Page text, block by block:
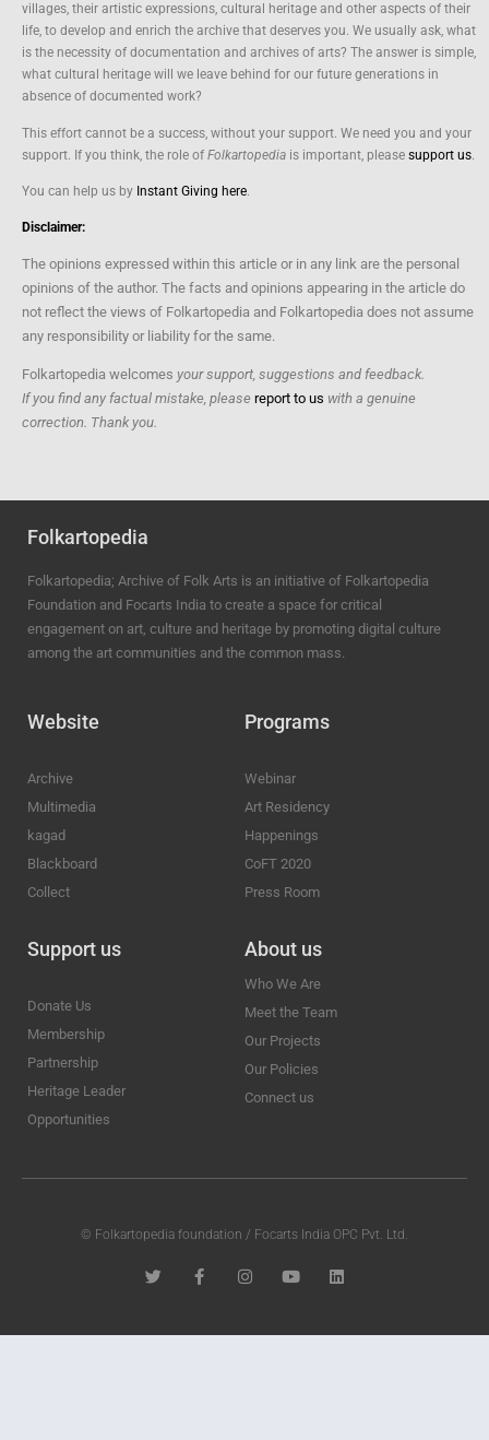
villages, their artistic expressions, cultural heritage and other aspects of their
life, to develop and enrich the archive that deserves you. We usually ask, what
is the necessity of documentation and archives of arts? The answer is simple,
what cultural heritage will we leave behind for our future generations in
absence of documented work?
This effort cannot be a success, without your support. We need you and your
support. If you think, the role of Folkartopedia is important, please support us
You can help us by Instant Giving here
Disclaimer:
The opinions expressed within this article or in any link are the personal
opinions of the author. The facts and opinions appearing in the article do
not reflect the views of Folkartopedia and Folkartopedia does not assume
any responsibility or liability for the same.
Folkartopedia welcomes your support, suggestions and feedback.
If you find any factual mistake, please report to us with a genuine
correction. Thank you.
Folkartopedia
Folkartopedia; Archive of Folk Arts is an initiative of Folkartopedia
Foundation and Focarts India to create a space for critical
engagement on art, culture and heritage by promoting digital culture
among the art communities and the common mass.
Website
Archive
Multimedia
kagad
Blackboard
Collect
Programs
Webinar
Art Residency
Happenings
CoFT 2020
Press Room
Support us
Donate Us
Membership
Partnership
Heritage Leader
Opportunities
About us
Who We Are
Meet the Team
Our Projects
Our Policies
Connect us
© Folkartopedia foundation / Focarts India OPC Pvt. Ltd.